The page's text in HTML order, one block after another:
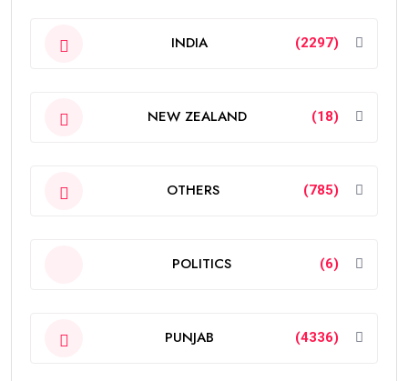
INDIA (2297)
NEW ZEALAND (18)
OTHERS (785)
POLITICS (6)
PUNJAB (4336)